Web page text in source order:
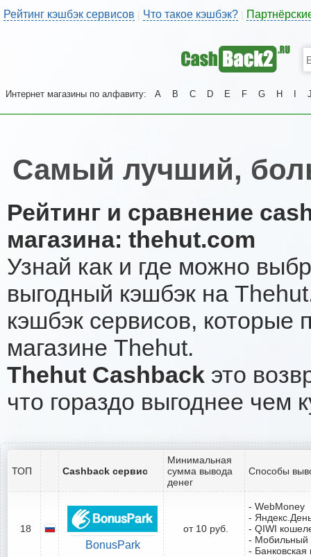
Рейтинг кэшбэк сервисов | Что такое кэшбэк?
Интернет магазины по алфавиту: A B C D E F G H
Самый лучший,
Рейтинг и сравнение
магазина: thehut.com
Узнай как и где можно
выгодный кэшбэк на
кэшбэк сервисов, которые
магазине Thehut.
Thehut Cashback это
что гораздо выгоднее чем
ТОП Cashback сервис
Минимальная
сумма вывода
денег
Способы
18
BonusPark
от 10 руб.
- WebMoney
-
- QIWI
- Мобильный
- Банковская